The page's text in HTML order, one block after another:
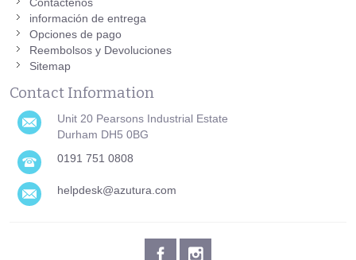
Contáctenos
información de entrega
Opciones de pago
Reembolsos y Devoluciones
Sitemap
Contact Information
Unit 20 Pearsons Industrial Estate
Durham DH5 0BG
0191 751 0808
helpdesk@azutura.com